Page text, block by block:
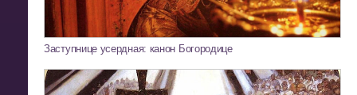
Заступнице усердная: канон Богородице